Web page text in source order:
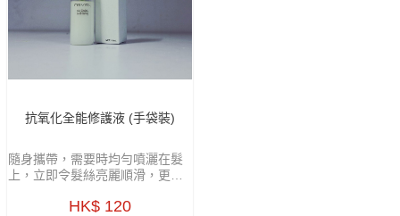
抗氧化全能修護液 (手袋裝)
隨身攜帶，需要時均勻噴灑在髮
上，立即令髮絲亮麗順滑，更可
及乾燥等情況，保持秀髮亮麗、
HK$ 120